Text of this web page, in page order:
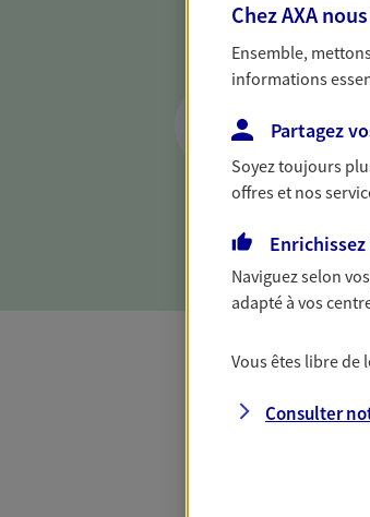
dresser un
solide pour
besoins.
Vous
face
Avec nos
et protégez
Et si préserver
Chez AXA
Ensemble,
informations
Partagez
Soyez toujours
offres et nos
Naviguez selon
adapté à vos
Vous êtes libre de
Consulter